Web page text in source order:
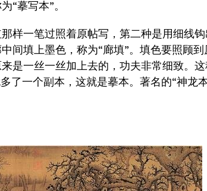
“摹写本”。
一笔过照着原帖写，第二种是用细线钩
间填上墨色，称为“廊填”。填色要照顾
是一丝一丝加上去的，功夫非常细致。
了一个副本，这就是摹本。著名的“神龙